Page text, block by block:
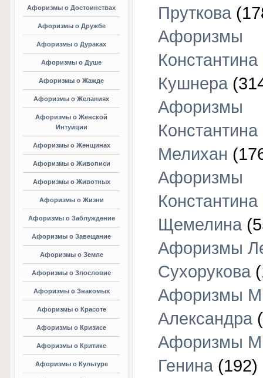
Афоризмы о Достоинствах
Афоризмы о Дружбе
Афоризмы о Дураках
Афоризмы о Душе
Афоризмы о Жажде
Афоризмы о Желаниях
Афоризмы о Женской
Интуиции
Афоризмы о Женщинах
Афоризмы о Живописи
Афоризмы о Животных
Афоризмы о Жизни
Афоризмы о Заблуждение
Афоризмы о Завещание
Афоризмы о Земле
Афоризмы о Злословие
Афоризмы о Знакомых
Афоризмы о Красоте
Афоризмы о Кризисе
Афоризмы о Критике
Афоризмы о Культуре
Пруткова
Афоризмы
Константина
Кушнера
Афоризмы
Константина
Мелихан
Афоризмы
Константина
Щемелина
Афоризмы
Сухорукова
Афоризмы
Александра
Афоризмы
Генина (192)